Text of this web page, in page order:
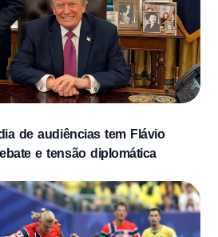
de audiências tem Flávio
e tensão diplomática